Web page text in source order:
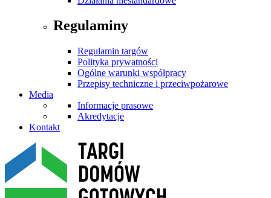
Regulaminy
Regulamin targów
Polityka prywatności
Ogólne warunki współpracy
Przepisy techniczne i przeciwpożarowe
Media
Informacje prasowe
Akredytacje
Kontakt